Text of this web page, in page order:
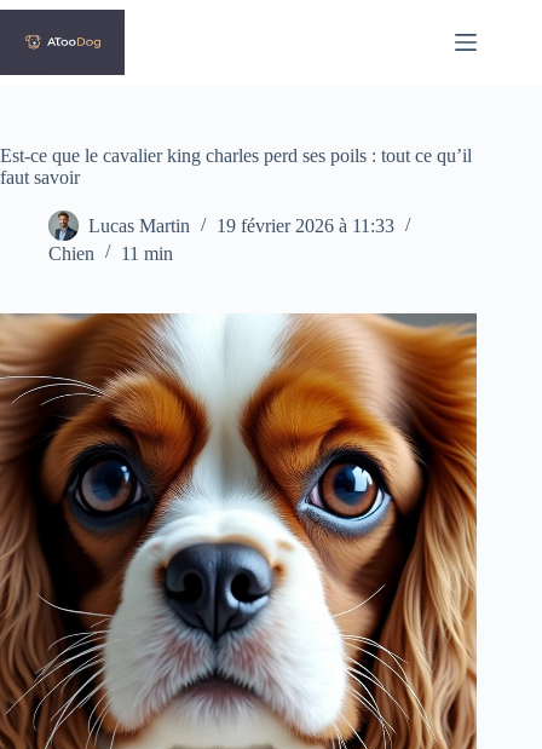
Passer
contenu
Est-ce que le cavalier king charles perd ses poils : tout ce qu’il
faut savoir
Lucas Martin
19 février 2026 à 11:33
Chien
11 min